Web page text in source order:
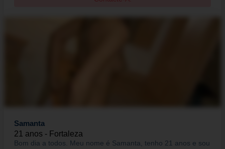
Samanta
21 anos - Fortaleza
Bom dia a todos. Meu nome é Samanta, tenho 21 anos e sou